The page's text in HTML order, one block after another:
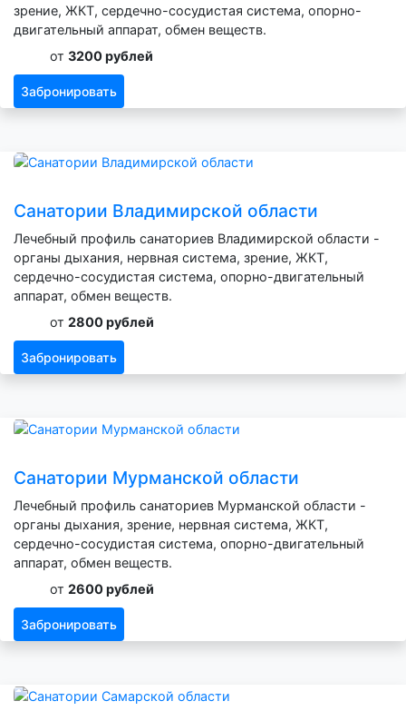
зрение, ЖКТ, сердечно-сосудистая система, опорно-
двигательный аппарат, обмен веществ.
от 3200 рублей
Забронировать
Санатории Владимирской области
Лечебный профиль санаториев Владимирской области -
органы дыхания, нервная система, зрение, ЖКТ,
сердечно-сосудистая система, опорно-двигательный
аппарат, обмен веществ.
от 2800 рублей
Забронировать
Санатории Мурманской области
Лечебный профиль санаториев Мурманской области -
органы дыхания, зрение, нервная система, ЖКТ,
сердечно-сосудистая система, опорно-двигательный
аппарат, обмен веществ.
от 2600 рублей
Забронировать